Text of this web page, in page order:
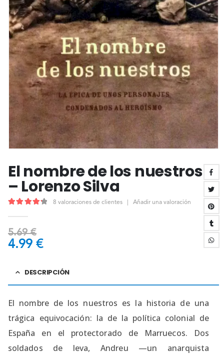
El nombre de los nuestros
– Lorenzo Silva
8 valoraciones de clientes Añadir una valoración
5.69€
4.99 €
DESCRIPCIÓN
El nombre de los nuestros es la historia de una
trágica equivocación: la de la política colonial de
España en el protectorado de Marruecos. Dos
soldados de leva, Andreu —un anarquista